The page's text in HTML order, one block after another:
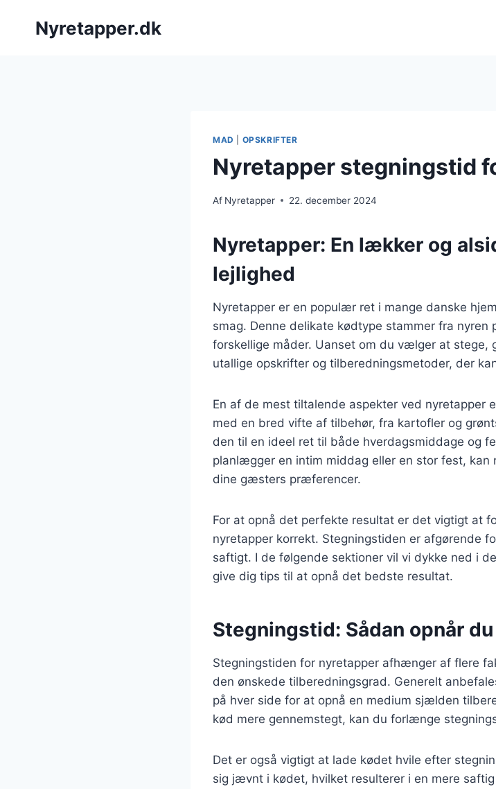
Nyretapper.dk
MAD OPSKRIFTER
Nyretapper stegningstid
Af Nyretapper 22. december 2024
Nyretapper: En lækker og
lejlighed
Nyretapper er en populær ret i mange danske
smag. Denne delikate kødtype stammer fra
forskellige måder. Uanset om du vælger at stege,
utallige opskrifter og tilberedningsmetoder, der
En af de mest tiltalende aspekter ved nyretapper
med en bred vifte af tilbehør, fra kartofler og
den til en ideel ret til både hverdagsmiddage og
planlægger en intim middag eller en stor fest, kan
dine gæsters præferencer.
For at opnå det perfekte resultat er det vigtigt at
nyretapper korrekt. Stegningstiden er afgørende
saftigt. I de følgende sektioner vil vi dykke ned i
give dig tips til at opnå det bedste resultat.
Stegningstid: Sådan opnår
Stegningstiden for nyretapper afhænger af flere
den ønskede tilberedningsgrad. Generelt
på hver side for at opnå en medium sjælden
kød mere gennemstegt, kan du forlænge
Det er også vigtigt at lade kødet hvile efter
sig jævnt i kødet, hvilket resulterer i en mere